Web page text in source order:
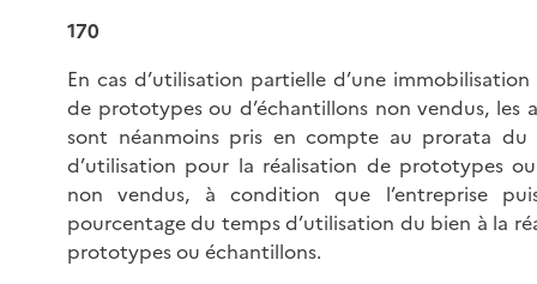
170
En cas d’utilisation partielle d’une
de prototypes ou d’échantillons non vendus, les
sont néanmoins pris en compte au prorata
d’utilisation pour la réalisation de prototypes ou
non vendus, à condition que l’entreprise
pourcentage du temps d’utilisation du bien à la
prototypes ou échantillons.